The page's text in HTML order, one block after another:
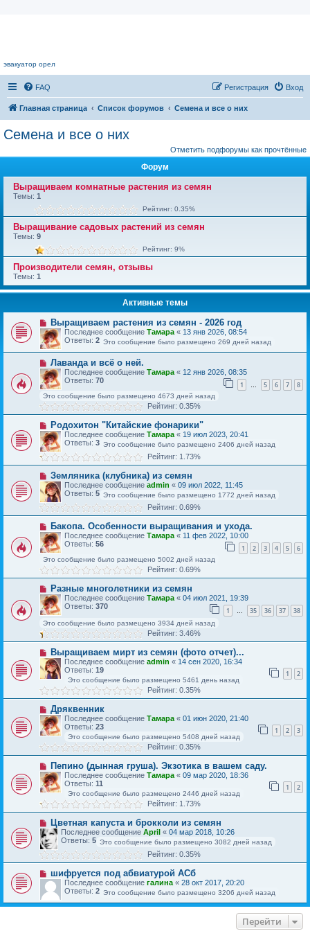
эвакуатор орел
FAQ Вход
Регистрация
Главная страница Список форумов Семена и все о них
Семена и все о них
Отметить подфорумы как прочтённые
Форум
Выращиваем комнатные растения из семян
Темы: 1
Рейтинг: 0.35%
Выращивание садовых растений из семян
Темы: 9
Рейтинг: 9%
Производители семян, отзывы
Темы: 1
Активные темы
Выращиваем растения из семян - 2026 год
Последнее сообщение Тамара « 13 янв 2026, 08:54
Ответы: 2 Это сообщение было размещено 269 дней назад
Лаванда и всё о ней.
Последнее сообщение Тамара « 12 янв 2026, 08:35
Ответы: 70 1 … 5 6 7 8
Это сообщение было размещено 4673 дней назад
Рейтинг: 0.35%
Родохитон "Китайские фонарики"
Последнее сообщение Тамара « 19 июл 2023, 20:41
Ответы: 3 Это сообщение было размещено 2406 дней назад
Рейтинг: 1.73%
Земляника (клубника) из семян
Последнее сообщение admin « 09 июл 2022, 11:45
Ответы: 5 Это сообщение было размещено 1772 дней назад
Рейтинг: 0.69%
Бакопа. Особенности выращивания и ухода.
Последнее сообщение Тамара « 11 фев 2022, 10:00
Ответы: 56 1 2 3 4 5 6
Это сообщение было размещено 5002 дней назад
Рейтинг: 0.69%
Разные многолетники из семян
Последнее сообщение Тамара « 04 июл 2021, 19:39
Ответы: 370 1 … 35 36 37 38
Это сообщение было размещено 3934 дней назад
Рейтинг: 3.46%
Выращиваем мирт из семян (фото отчет)...
Последнее сообщение admin « 14 сен 2020, 16:34
Ответы: 19 1 2
Это сообщение было размещено 5461 день назад
Рейтинг: 0.35%
Дряквенник
Последнее сообщение Тамара « 01 июн 2020, 21:40
Ответы: 23 1 2 3
Это сообщение было размещено 5408 дней назад
Рейтинг: 0.35%
Пепино (дынная груша). Экзотика в вашем саду.
Последнее сообщение Тамара « 09 мар 2020, 18:36
Ответы: 11 1 2
Это сообщение было размещено 2446 дней назад
Рейтинг: 1.73%
Цветная капуста и брокколи из семян
Последнее сообщение April « 04 мар 2018, 10:26
Ответы: 5 Это сообщение было размещено 3082 дней назад
Рейтинг: 0.35%
шифруется под абвиатурой АСб
Последнее сообщение галина « 28 окт 2017, 20:20
Ответы: 2 Это сообщение было размещено 3206 дней назад
Перейти